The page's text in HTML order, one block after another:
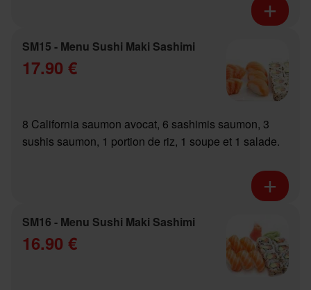
SM15 - Menu Sushi Maki Sashimi
17.90 €
8 California saumon avocat, 6 sashimis saumon, 3
sushis saumon, 1 portion de riz, 1 soupe et 1 salade.
SM16 - Menu Sushi Maki Sashimi
16.90 €